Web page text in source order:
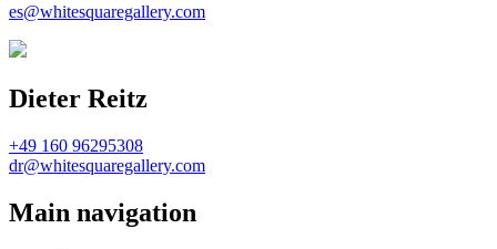
es@whitesquaregallery.com
Dieter Reitz
+49 160 96295308
dr@whitesquaregallery.com
Main navigation